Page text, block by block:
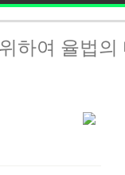
하여 율법의